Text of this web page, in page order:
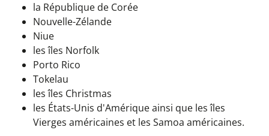
la République de Corée
Nouvelle-Zélande
Niue
les îles Norfolk
Porto Rico
Tokelau
les îles Christmas
les États-Unis d'Amérique ainsi que les îles
Vierges américaines et les Samoa américaines.